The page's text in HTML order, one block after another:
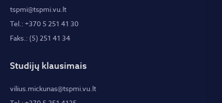
tspmi@tspmi.vu.lt
Tel.: +370 5 251 41 30
Faks.: (5) 251 41 34
Studijų klausimais
vilius.mickunas@tspmi.vu.lt